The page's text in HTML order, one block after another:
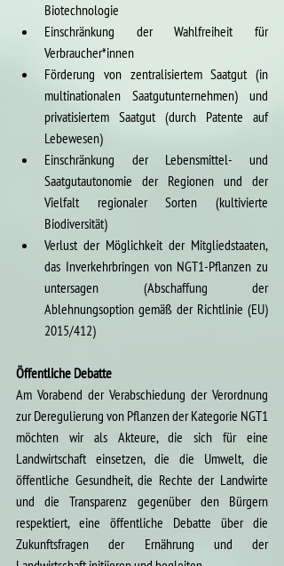
Biotechnologie
Einschränkung der Wahlfreiheit für
Verbraucher*innen
Förderung von zentralisiertem Saatgut (in
multinationalen Saatgutunternehmen) und
privatisiertem Saatgut (durch Patente auf
Lebewesen)
Einschränkung der Lebensmittel- und
Saatgutautonomie der Regionen und der
Vielfalt regionaler Sorten (kultivierte
Biodiversität)
Verlust der Möglichkeit der Mitgliedstaaten,
das Inverkehrbringen von NGT1-Pflanzen zu
untersagen (Abschaffung der
Ablehnungsoption gemäß der Richtlinie (EU)
2015/412)
Öffentliche Debatte
Am Vorabend der Verabschiedung der Verordnung
zur Deregulierung von Pflanzen der Kategorie NGT1
möchten wir als Akteure, die sich für eine
Landwirtschaft einsetzen, die die Umwelt, die
öffentliche Gesundheit, die Rechte der Landwirte
und die Transparenz gegenüber den Bürgern
respektiert, eine öffentliche Debatte über die
Zukunftsfragen der Ernährung und der